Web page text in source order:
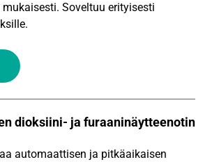
Soveltuu erityisesti
dioksiini- ja furaaninäytteenotin
automaattisen ja pitkäaikaisen